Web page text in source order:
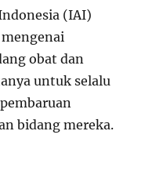
(IAI)
obat dan
untuk selalu
bidang mereka.